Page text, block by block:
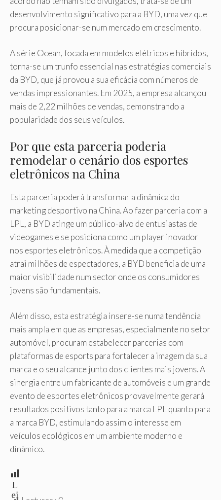
desenvolvimento significativo para a BYD, uma vez que
procura posicionar-se num mercado em crescimento.
A série Ocean, focada em modelos elétricos e híbridos,
torna-se um trunfo essencial nas estratégias comerciais
da BYD, que já provou a sua eficácia com números de
vendas impressionantes. Em 2025, a empresa alcançou
mais de 2,22 milhões de vendas, demonstrando a
popularidade dos seus veículos.
Por que esta parceria poderia
remodelar o cenário dos esportes
eletrônicos na China
Esta parceria poderá transformar a dinâmica do
marketing desportivo na China. Ao fazer parceria com a
LPL, a BYD atinge um público-alvo de entusiastas de
videogames e se posiciona como um player inovador
nos esportes eletrônicos. À medida que a competição
atrai milhões de espectadores, a BYD beneficia de uma
maior visibilidade num sector onde os consumidores
jovens são fundamentais.
Além disso, esta estratégia insere-se numa tendência
mais ampla em que as empresas, especialmente no setor
automóvel, procuram estabelecer parcerias com
plataformas de esports para fortalecer a imagem da sua
marca e o seu alcance junto dos clientes mais jovens. A
sinergia entre um fabricante de automóveis e um grande
evento de esportes eletrônicos provavelmente gerará
resultados positivos tanto para a marca LPL quanto para
a marca BYD, estimulando assim o interesse em
veículos ecológicos em um ambiente moderno e
dinâmico.
L
ei